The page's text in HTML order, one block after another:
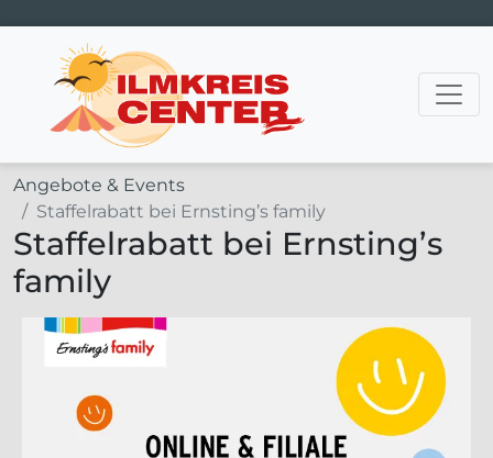
Hauptnavigation
Angebote & Events
Staffelrabatt bei Ernsting’s family
Staffelrabatt bei Ernsting’s
family